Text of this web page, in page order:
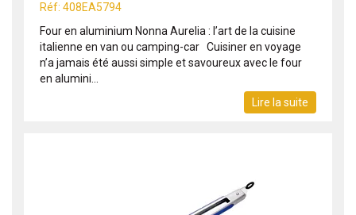
Réf: 408EA5794
Four en aluminium Nonna Aurelia : l’art de la cuisine
italienne en van ou camping-car Cuisiner en voyage
n’a jamais été aussi simple et savoureux avec le four
en alumini...
Lire la suite